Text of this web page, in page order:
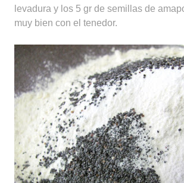
levadura y los 5 gr de semillas de
muy bien con el tenedor.